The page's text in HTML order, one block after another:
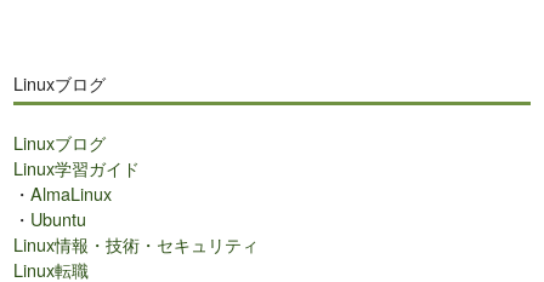
Linuxブログ
Linuxブログ
Linux学習ガイド
・AlmaLinux
・ Ubuntu
Linux情報・技術・セキュリティ
Linux転職